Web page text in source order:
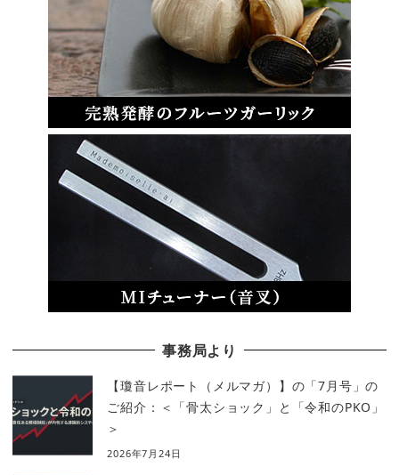
事務局より
【瓊音レポート（メルマガ）】の「7月号」の
ご紹介：＜「骨太ショック」と「令和のPKO」
＞
2026年7月24日